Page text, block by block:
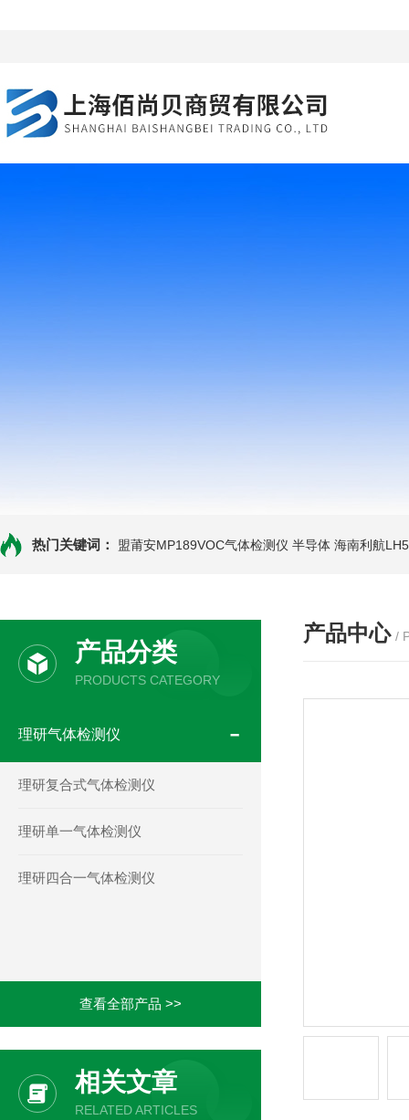
热门关键词： 盟莆安MP189VOC气体检测仪 半导体 海南利航
产品分类
PRODUCTS CATEGORY
理研气体检测仪
理研复合式气体检测仪
理研单一气体检测仪
理研四合一气体检测仪
查看全部产品 >>
相关文章
RELATED ARTICLES
产品中心 /